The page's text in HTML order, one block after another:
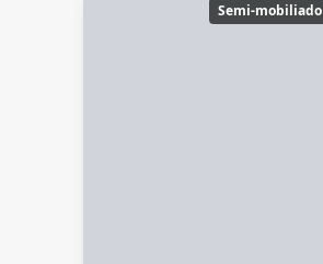
Semi-mobiliado